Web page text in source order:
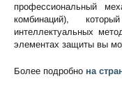
профессиональный
комбинаций),
интеллектуальных
элементах защиты вы
Более подробно на